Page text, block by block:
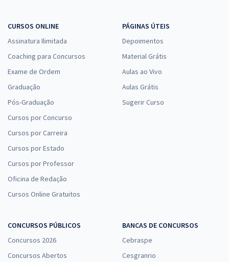
CURSOS ONLINE
Assinatura Ilimitada
Coaching para Concursos
Exame de Ordem
Graduação
Pós-Graduação
Cursos por Concurso
Cursos por Carreira
Cursos por Estado
Cursos por Professor
Oficina de Redação
Cursos Online Gratuitos
PÁGINAS ÚTEIS
Depoimentos
Material Grátis
Aulas ao Vivo
Aulas Grátis
Sugerir Curso
CONCURSOS PÚBLICOS
Concursos 2026
Concursos Abertos
BANCAS DE CONCURSOS
Cebraspe
Cesgranrio